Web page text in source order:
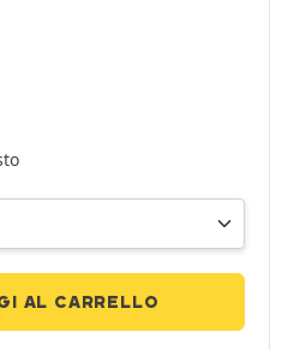
AGGIUNGI AL CARRELLO